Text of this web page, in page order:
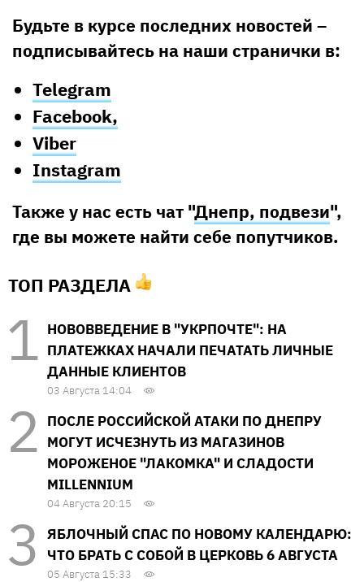
Будьте в курсе последних новостей –
подписывайтесь на наши странички в:
Telegram
Facebook,
Viber
Instagram
Также у нас есть чат "Днепр, подвези",
где вы можете найти себе попутчиков.
ТОП РАЗДЕЛА
НОВОВВЕДЕНИЕ В "УКРПОЧТЕ": НА
ПЛАТЕЖКАХ НАЧАЛИ ПЕЧАТАТЬ ЛИЧНЫЕ
ДАННЫЕ КЛИЕНТОВ
03 Августа 14:04
ПОСЛЕ РОССИЙСКОЙ АТАКИ ПО ДНЕПРУ
МОГУТ ИСЧЕЗНУТЬ ИЗ МАГАЗИНОВ
МОРОЖЕНОЕ "ЛАКОМКА" И СЛАДОСТИ
MILLENNIUM
04 Августа 20:15
ЯБЛОЧНЫЙ СПАС ПО НОВОМУ КАЛЕНДАРЮ:
ЧТО БРАТЬ С СОБОЙ В ЦЕРКОВЬ 6 АВГУСТА
05 Августа 15:33